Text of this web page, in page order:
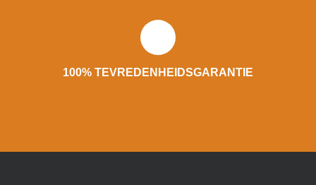
100% TEVREDENHEIDSGARANTIE